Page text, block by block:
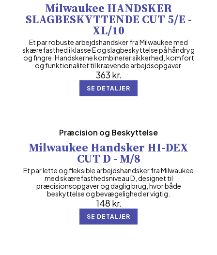
Milwaukee HANDSKER
SLAGBESKYTTENDE CUT 5/E -
XL/10
Et par robuste arbejdshandsker fra Milwaukee med
skærefasthed i klasse E og slagbeskyttelse på håndryg
og fingre. Handskerne kombinerer sikkerhed, komfort
og funktionalitet til krævende arbejdsopgaver.
363 kr.
SE DETALJER
Præcision og Beskyttelse
Milwaukee Handsker HI-DEX
CUT D - M/8
Et par lette og fleksible arbejdshandsker fra Milwaukee
med skærefasthedsniveau D, designet til
præcisionsopgaver og daglig brug, hvor både
beskyttelse og bevægelighed er vigtig.
148 kr.
SE DETALJER